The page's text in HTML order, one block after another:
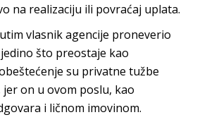
na realizaciju ili povraćaj uplata.
vlasnik agencije proneverio
što preostaje kao
su privatne tužbe
on u ovom poslu, kao
i ličnom imovinom.